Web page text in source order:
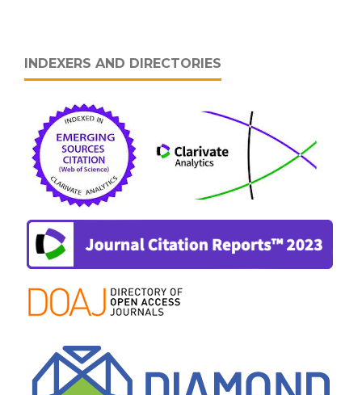
INDEXERS AND DIRECTORIES